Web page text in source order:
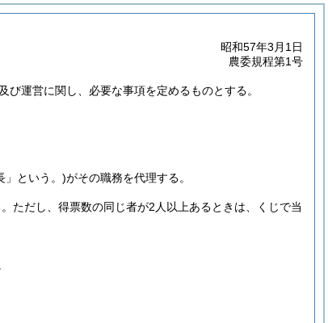
昭和57年3月1日
農委規程第1号
び運営に関し、必要な事項を定めるものとする。
」という。)がその職務を代理する。
ただし、得票数の同じ者が2人以上あるときは、くじで当